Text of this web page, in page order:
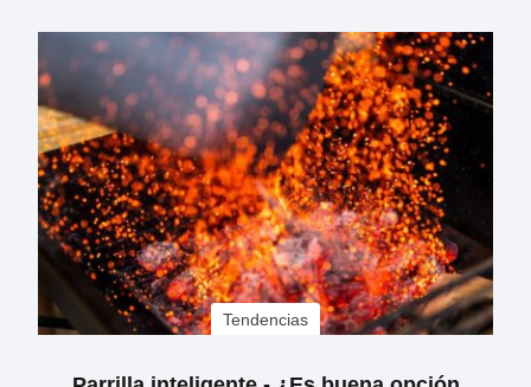
Tendencias